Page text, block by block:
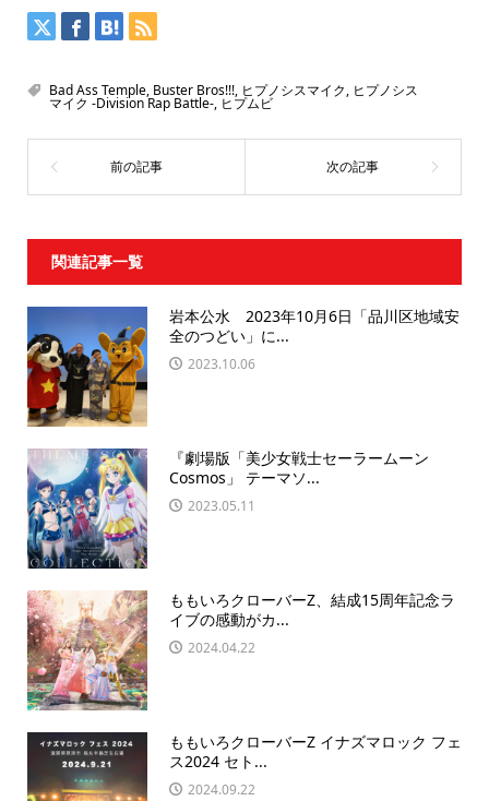
Bad Ass Temple, Buster Bros!!!, ヒプノシスマイク, ヒプノシス
マイク -Division Rap Battle-, ヒプムビ
関連記事一覧
岩本公水 2023年10月6日「品川区地域安
全のつどい」に...
2023.10.06
『劇場版「美少女戦士セーラームーン
Cosmos」 テーマソ...
2023.05.11
ももいろクローバーZ、結成15周年記念ラ
イブの感動がカ...
2024.04.22
ももいろクローバーZ イナズマロック フェ
ス2024 セト...
2024.09.22